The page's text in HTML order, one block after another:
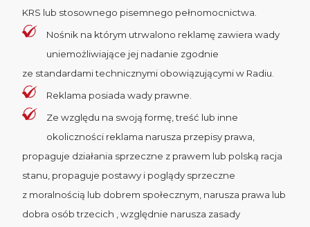
KRS lub stosownego pisemnego pełnomocnictwa.
Nośnik na którym utrwalono reklamę zawiera wady
uniemożliwiające jej nadanie zgodnie
ze standardami technicznymi obowiązującymi w Radiu.
Reklama posiada wady prawne.
Ze względu na swoją formę, treść lub inne
okoliczności reklama narusza przepisy prawa,
propaguje działania sprzeczne z prawem lub polską racja
stanu, propaguje postawy i poglądy sprzeczne
z moralnością lub dobrem społecznym, narusza prawa lub
dobra osób trzecich , względnie narusza zasady